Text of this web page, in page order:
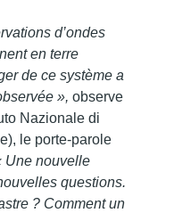
d’ondes
en terre
de ce système a
», observe
Nazionale di
le porte-parole
Une nouvelle
questions.
? Comment un